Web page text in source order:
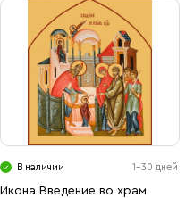
В наличии 1-30 дней
Икона Введение во храм